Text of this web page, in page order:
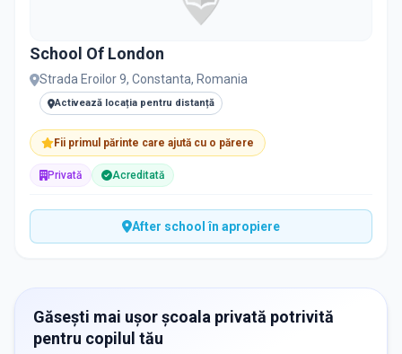
School Of London
Strada Eroilor 9, Constanta, Romania
Activează locația pentru distanță
Fii primul părinte care ajută cu o părere
Privată Acreditată
After school în apropiere
Găsești mai ușor școala privată potrivită
pentru copilul tău